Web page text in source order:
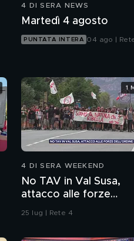
PROSSIMO VIDEO
4 DI SERA NEWS
Martedì 4 agosto
PUNTATA INTERA 04 ago |
4 DI SERA WEEKEND
No TAV in Val Susa,
attacco alle forze
dell'ordine
25 lug | Rete 4
1